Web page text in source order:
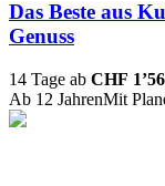
Das Beste aus
Genuss
14 Tage ab CHF
Ab 12 JahrenMit